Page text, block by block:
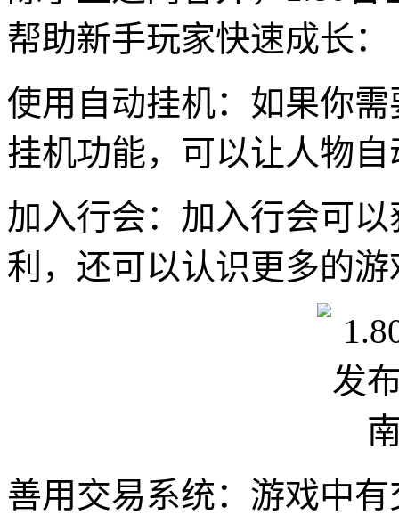
帮助新手玩家快速成长：
使用自动挂机：如果你
挂机功能，可以让人物
加入行会：加入行会可
利，还可以认识更多的
善用交易系统：游戏中